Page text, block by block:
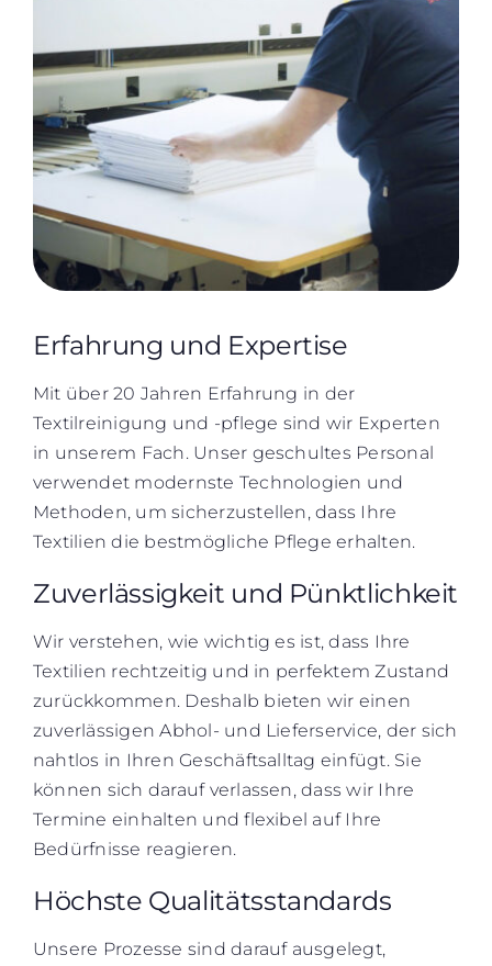
Erfahrung und Expertise
Mit über 20 Jahren Erfahrung in der
Textilreinigung und -pflege sind wir Experten
in unserem Fach. Unser geschultes Personal
verwendet modernste Technologien und
Methoden, um sicherzustellen, dass Ihre
Textilien die bestmögliche Pflege erhalten.
Zuverlässigkeit und Pünktlichkeit
Wir verstehen, wie wichtig es ist, dass Ihre
Textilien rechtzeitig und in perfektem Zustand
zurückkommen. Deshalb bieten wir einen
zuverlässigen Abhol- und Lieferservice, der sich
nahtlos in Ihren Geschäftsalltag einfügt. Sie
können sich darauf verlassen, dass wir Ihre
Termine einhalten und flexibel auf Ihre
Bedürfnisse reagieren.
Höchste Qualitätsstandards
Unsere Prozesse sind darauf ausgelegt,